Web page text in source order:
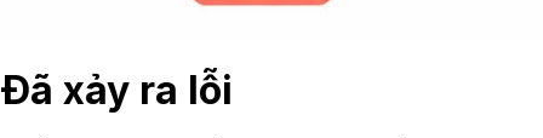
Đã xảy ra lỗi